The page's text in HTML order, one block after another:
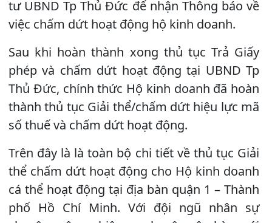
tư UBND Tp Thủ Đức để nhận Thông báo về
việc chấm dứt hoạt động hộ kinh doanh.
Sau khi hoàn thành xong thủ tục Trả Giấy
phép và chấm dứt hoạt động tại UBND Tp
Thủ Đức, chính thức Hộ kinh doanh đã hoàn
thành thủ tục Giải thể/chấm dứt hiệu lực mã
số thuế và chấm dứt hoạt động.
Trên đây là là toàn bộ chi tiết về thủ tục Giải
thể chấm dứt hoạt động cho Hộ kinh doanh
cá thể hoạt động tại địa bàn quận 1 – Thành
phố Hồ Chí Minh. Với đội ngũ nhân sự